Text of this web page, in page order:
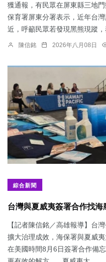
獲通報，有民眾在屏東縣三地
保育署屏東分署表示，近年台
近，呼籲民眾若發現黑熊現蹤，
陳信銘 2026年八月08日
綜合新聞
台灣與夏威夷簽署合作找海
【記者陳信銘／高雄報導】台
擴大治理成效，海保署與夏威
在美國時間8月6日簽署合作備